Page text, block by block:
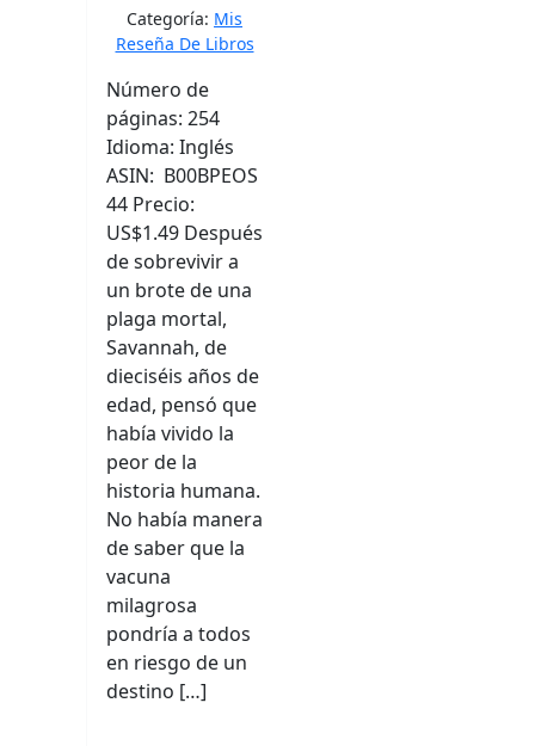
Categoría: Mis
Reseña De Libros
Número de
páginas: 254
Idioma: Inglés
ASIN: B00BPEOS
44 Precio:
US$1.49 Después
de sobrevivir a
un brote de una
plaga mortal,
Savannah, de
dieciséis años de
edad, pensó que
había vivido la
peor de la
historia humana.
No había manera
de saber que la
vacuna
milagrosa
pondría a todos
en riesgo de un
destino […]